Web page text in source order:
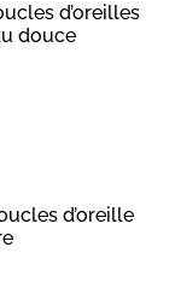
d’oreilles
douce
d’oreille